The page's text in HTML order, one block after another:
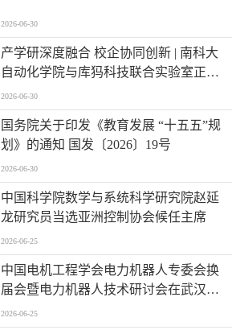
2026-06-30
产学研深度融合 校企协同创新 | 南科大
自动化学院与库犸科技联合实验室正式
揭牌
2026-06-30
国务院关于印发《教育发展 “十五五”规
划》的通知 国发〔2026〕19号
2026-06-30
中国科学院数学与系统科学研究院赵延
龙研究员当选亚洲控制协会候任主席
2026-06-25
中国电机工程学会电力机器人专委会换
届会暨电力机器人技术研讨会在武汉举
行
2026-06-25